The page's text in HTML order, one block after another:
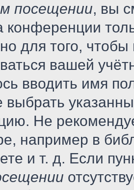
посещении, вы
для того, чтобы
вашей
вводить имя
Не
например в
и т. д. Если